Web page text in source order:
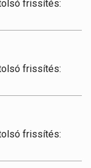
frissítés:
frissítés:
frissítés: